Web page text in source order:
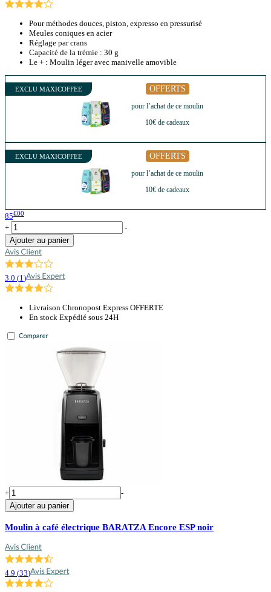
Pour méthodes douces, piston, expresso en pressurisé
Meules coniques en acier
Réglage par crans
Capacité de la trémie : 30 g
Le + : Moulin léger avec manivelle amovible
EXCLU MAXICOFFEE OFFERTS
pour l’achat de ce moulin
10€ de cadeaux
EXCLU MAXICOFFEE OFFERTS
pour l’achat de ce moulin
10€ de cadeaux
85€00
+
-
Ajouter au panier
3.0 (1)
Livraison Chronopost Express OFFERTE
En stock Expédié sous 24H
+
-
Ajouter au panier
Moulin à café électrique BARATZA Encore ESP noir
4.9 (33)